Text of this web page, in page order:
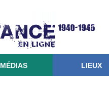
MÉDIAS LIEUX